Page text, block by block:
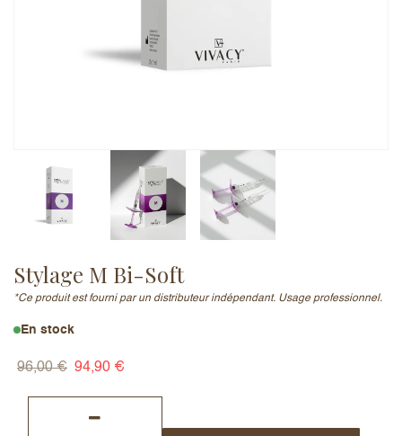
Stylage M Bi-Soft
*Ce produit est fourni par un distributeur indépendant. Usage professionnel.
En stock
96,00€ 94,90 €
Adresse e-mail (ne sera pas publiée)
Ajouter un avis
J’accepte les